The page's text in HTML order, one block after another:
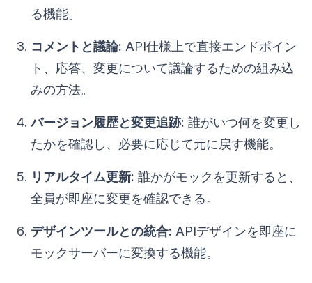
る機能。
コメントと議論: API仕様上で直接エンドポイン
ト、応答、変更について議論するための組み込
みの方法。
バージョン履歴と変更追跡: 誰がいつ何を変更し
たかを確認し、必要に応じて元に戻す機能。
リアルタイム更新: 誰かがモックを更新すると、
全員が即座に変更を確認できる。
デザインツールとの統合: APIデザインを即座に
モックサーバーに変換する機能。